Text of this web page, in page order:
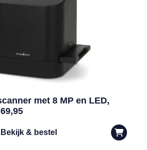
met 8 MP en LED,
Bekijk & bestel